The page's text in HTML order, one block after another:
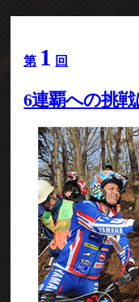
第 1 回
6連覇への挑